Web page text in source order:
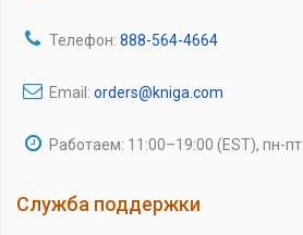
Телефон: 888-564-4664
Email: orders@kniga.com
Работаем: 11:00–19:00 (EST), пн-пт
Служба поддержки